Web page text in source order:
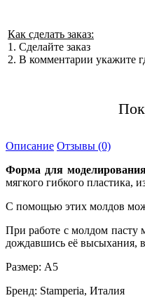
Как сделать заказ:
1. Сделайте заказ
2. В комментарии укажите
Описание Отзывы (0)
Форма для
мягкого гибкого пластика,
С помощью этих молдов
При работе с молдом пасту
дождавшись её высыхания,
Размер: А5
Бренд: Stamperia, Италия